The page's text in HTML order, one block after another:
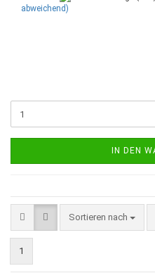
abweichend)
IN DEN
Sortieren nach
Sortieren nach
1